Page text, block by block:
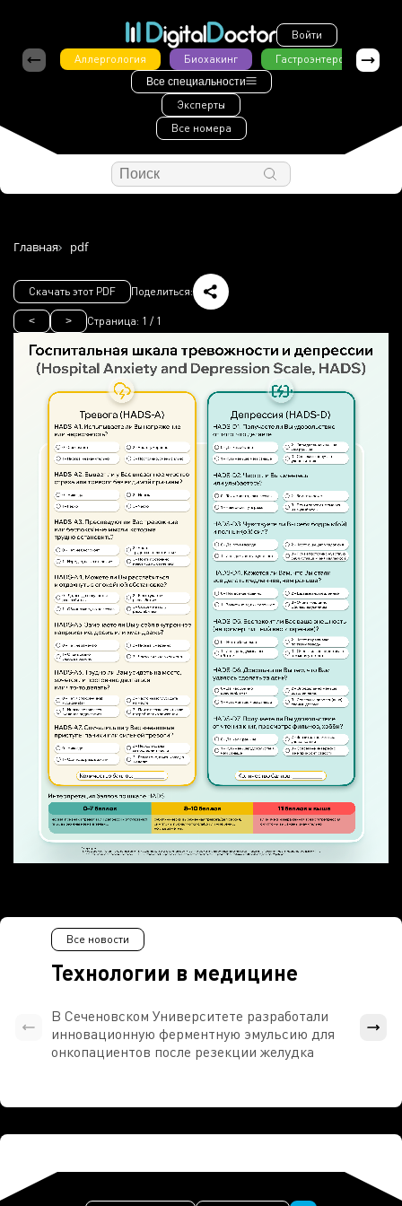
Войти
Аллергология
Биохакинг Гастроэнтерология
Все специальности
Эксперты
Все номера
Главная pdf
< > Страница: 1 / 1
Скачать этот PDF Поделиться:
Технологии в медицине
Все новости
В Сеченовском Университете разработали
инновационную ферментную эмульсию для
онкопациентов после резекции желудка